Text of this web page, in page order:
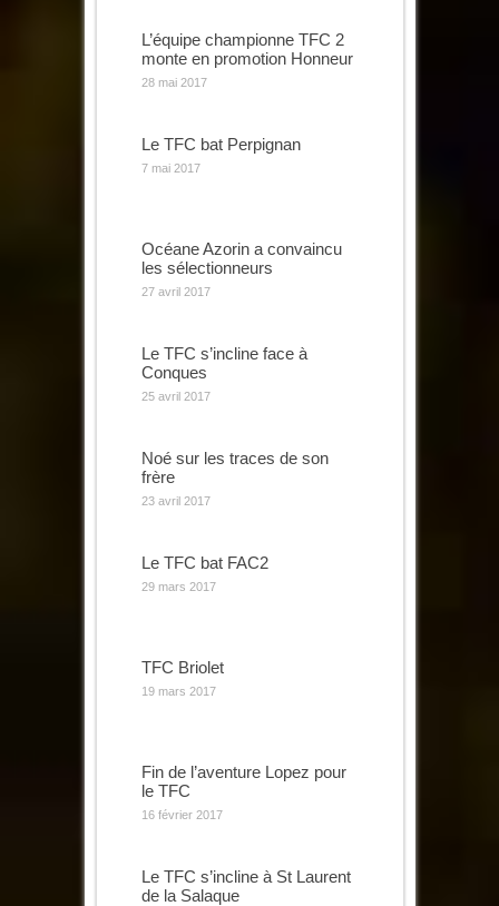
L’équipe championne TFC 2
monte en promotion Honneur
28 mai 2017
Le TFC bat Perpignan
7 mai 2017
Océane Azorin a convaincu
les sélectionneurs
27 avril 2017
Le TFC s’incline face à
Conques
25 avril 2017
Noé sur les traces de son
frère
23 avril 2017
Le TFC bat FAC2
29 mars 2017
TFC Briolet
19 mars 2017
Fin de l’aventure Lopez pour
le TFC
16 février 2017
Le TFC s’incline à St Laurent
de la Salaque